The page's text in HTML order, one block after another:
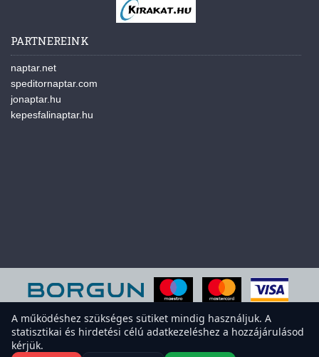
PARTNEREINK
naptar.net
speditornaptar.com
jonaptar.hu
kepesfalinaptar.hu
A működéshez szükséges sütiket mindig használjuk. A
statisztikai és hirdetési célú adatkezeléshez a hozzájárulásod
kérjük.A weboldal sütiket használ a felhasználói élmény javítása érdekében.
Elfogadod a sütiket?